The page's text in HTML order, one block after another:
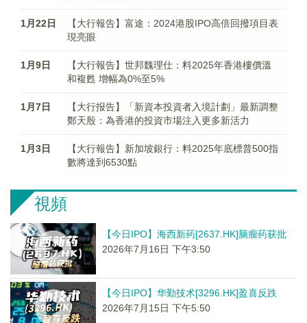
1月22日
【大行報告】富途：2024港股IPO高倍回撥項目表
現亮眼
1月9日
【大行報告】世邦魏理仕：料2025年香港樓價溫
和複甦 增幅為0%至5%
1月7日
【大行报告】「新資本投資者入境計劃」最新調整
鄭天殷：為香港的投資市場注入更多新活力
1月3日
【大行報告】新加坡銀行：料2025年底標普500指
數將達到6530點
視頻
【今日IPO】海西新药[2637.HK]脑瘤药获批
2026年7月16日 下午3:50
【今日IPO】华勤技术[3296.HK]盈喜反跌
2026年7月15日 下午5:50